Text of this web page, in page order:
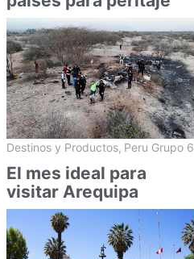
Destinos y Productos, Peru Grupo 6
El mes ideal para
visitar Arequipa